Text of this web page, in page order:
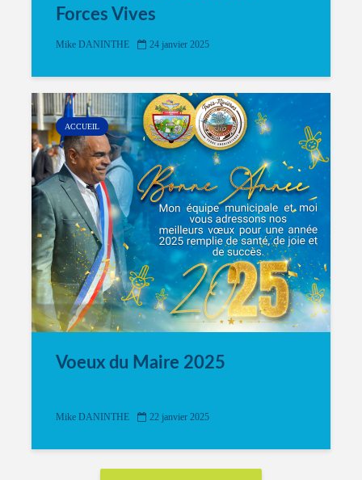
Forces Vives
Mike DANINTHE 24 janvier 2025
ACCUEIL
Voeux du Maire 2025
Mike DANINTHE 22 janvier 2025